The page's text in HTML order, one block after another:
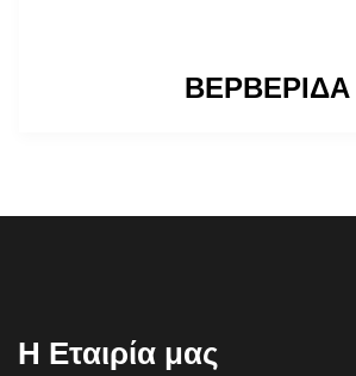
ΒΕΡΒΕΡΙΔΑ
Η Εταιρία μας